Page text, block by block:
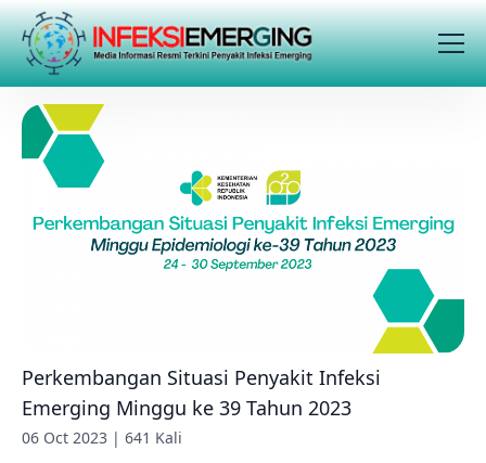
Perkembangan Situasi Penyakit Infeksi
Emerging Minggu ke 39 Tahun 2023
06 Oct 2023 | 641 Kali